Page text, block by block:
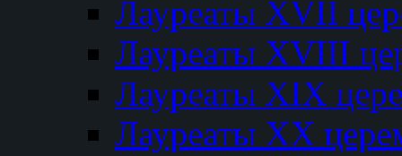
Лауреаты XVII
Лауреаты XVIII
Лауреаты XIX
Лауреаты XX